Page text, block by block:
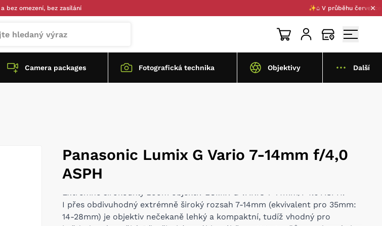
bez zasílání ✨⌂ V průběhu července
Camera packages Fotografická technika Objektivy Další
Panasonic Lumix G Vario 7-14mm f/4,0
ASPH
Extrémně širokoúhlý zoom objektiv LUMIX G VARIO 7-14mm/F4.0 ASPH.
I přes obdivuhodný extrémně široký rozsah 7-14mm (ekvivalent pro 35mm:
14-28mm) je objektiv nečekaně lehký a kompaktní, tudíž vhodný pro